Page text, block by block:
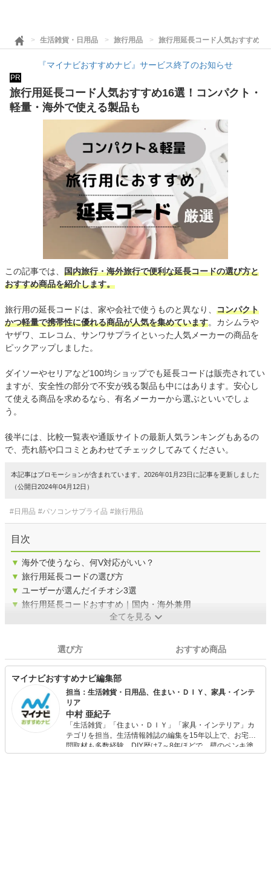
生活雑貨・日用品 旅行用品 旅行用延長コード人気おすすめ
『マイナビおすすめナビ』サービス終了のお知らせ
PR
旅行用延長コード人気おすすめ16選！コンパクト・
軽量・海外で使える製品も
この記事では、 国内旅行・海外旅行で便利な延長コードの選び方と
おすすめ商品を紹介します。
旅行用の延長コードは、家や会社で使うものと異なり、 コンパクト
かつ軽量で携帯性に優れる商品が人気を集めています。カシムラや
ヤザワ、エレコム、サンワサプライといった人気メーカーの商品を
ピックアップしました。
ダイソーやセリアなど100均ショップでも延長コードは販売されてい
ますが、安全性の部分で不安が残る製品も中にはあります。安心し
て使える商品を求めるなら、有名メーカーから選ぶといいでしょ
う。
後半には、比較一覧表や通販サイトの最新人気ランキングもあるの
で、売れ筋や口コミとあわせてチェックしてみてください。
本記事はプロモーションが含まれています。2026年01月23日に記事を更新しました
（公開日2024年04月12日）
#日用品 #パソコンサプライ品 #旅行用品
目次
▼ 海外で使うなら、何V対応がいい？
▼ 旅行用延長コードの選び方
▼ ユーザーが選んだイチオシ3選
▼ 旅行用延長コードおすすめ｜国内・海外兼用
全てを見る
選び方 おすすめ商品
マイナビおすすめナビ編集部
担当：生活雑貨・日用品、住まい・ＤＩＹ、家具・インテ
リア
中村 亜紀子
「生活雑貨」「住まい・ＤＩＹ」「家具・インテリア」カ
テゴリを担当。生活情報雑誌の編集を15年以上で、お宅訪
問取材も多数経験。DIY歴は7～8年ほどで、壁のペンキ塗
りや壁紙チェンジなどもチャレンジ済み。初心者でもモノ